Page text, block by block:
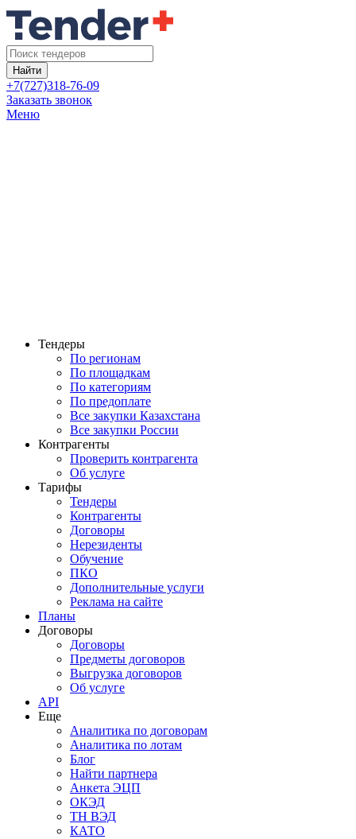
Найти
+7(727)318-76-09
Заказать звонок
Меню
Тендеры
По регионам
По площадкам
По категориям
По предоплате
Все закупки Казахстана
Все закупки России
Контрагенты
Проверить контрагента
Об услуге
Тарифы
Тендеры
Контрагенты
Договоры
Нерезиденты
Обучение
ПКО
Дополнительные услуги
Реклама на сайте
Планы
Договоры
Договоры
Предметы договоров
Выгрузка договоров
Об услуге
API
Еще
Аналитика по договорам
Аналитика по лотам
Блог
Найти партнера
Анкета ЭЦП
ОКЭД
ТН ВЭД
КАТО